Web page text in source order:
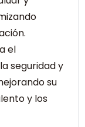
el
seguridad y
su
y los